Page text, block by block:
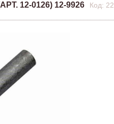
12-0126) 12-9926 Код: